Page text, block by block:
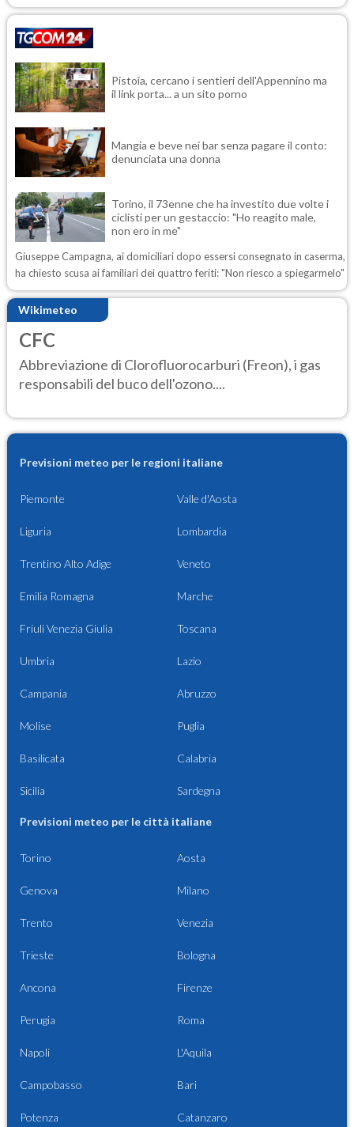
Pistoia, cercano i sentieri dell'Appennino ma
il link porta... a un sito porno
Mangia e beve nei bar senza pagare il conto:
denunciata una donna
Torino, il 73enne che ha investito due volte i
ciclisti per un gestaccio: "Ho reagito male,
non ero in me"
Giuseppe Campagna, ai domiciliari dopo essersi consegnato in caserma,
ha chiesto scusa ai familiari dei quattro feriti: "Non riesco a spiegarmelo"
Wikimeteo
CFC
Abbreviazione di Clorofluorocarburi (Freon), i gas
responsabili del buco dell'ozono....
Previsioni meteo per le regioni italiane
Piemonte Valle d'Aosta
Liguria Lombardia
Trentino Alto Adige Veneto
Emilia Romagna Marche
Friuli Venezia Giulia Toscana
Umbria Lazio
Campania Abruzzo
Molise Puglia
Basilicata Calabria
Sicilia Sardegna
Previsioni meteo per le città italiane
Torino Aosta
Genova Milano
Trento Venezia
Trieste Bologna
Ancona Firenze
Perugia Roma
Napoli L'Aquila
Campobasso Bari
Potenza Catanzaro